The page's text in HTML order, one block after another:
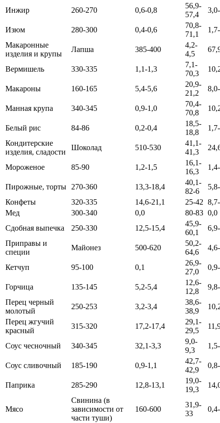
Инжир 260-270 0,6-0,8
56,9-
57,4
Изюм 280-300 0,4-0,6
70,8-
71,1
Макаронные
изделия и крупы
Лапша 385-400
4,2-
4,5
Вермишель 330-335 1,1-1,3
7,1-
70,3
Макароны 160-165 5,4-5,6
20,9-
21,2
Манная крупа 340-345 0,9-1,0
70,4-
70,8
Белый рис 84-86 0,2-0,4
18,5-
18,8
Кондитерские
изделия, сладости
Шоколад 510-530
41,1-
41,3
Мороженое 85-90 1,2-1,5
16,1-
16,3
Пирожные, торты 270-360 13,3-18,4
40,1-
82-6
Конфеты
320-335 14,6-21,1 25-42
Мед
300-340 0,0 80-83 0,0
Сдобная выпечка
250-330 12,5-15,4
45,9-
60,1
Приправы и
специи
Майонез 500-620
50,2-
64,6
Кетчуп 95-100 0,1
26,9-
27,0
Горчица 135-145 5,2-5,4
12,6-
12,8
Перец черный
молотый
250-253 3,2-3,4
38,6-
38,9
Перец жгучий
красный
315-320 17,2-17,4
29,1-
29,5
Соус чесночный 340-345 32,1-3,3
9,0-
9,3
Соус сливочный 185-190 0,9-1,1
42,7-
42,9
Паприка 285-290 12,8-13,1
19,0-
19,3
Мясо
Свинина (в
зависимости от
части туши)
160-600
31,9-
33